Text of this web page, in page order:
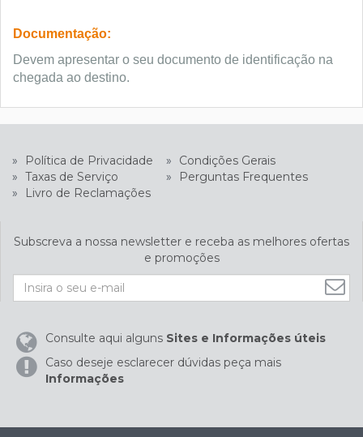
Documentação:
Devem apresentar o seu documento de identificação na
chegada ao destino.
» Política de Privacidade »
Condições Gerais
» Taxas de Serviço »
Perguntas Frequentes
»
Livro de Reclamações
Subscreva a nossa newsletter e receba as melhores ofertas
e promoções
Consulte aqui alguns Sites e Informações úteis
Caso deseje esclarecer dúvidas peça mais
Informações